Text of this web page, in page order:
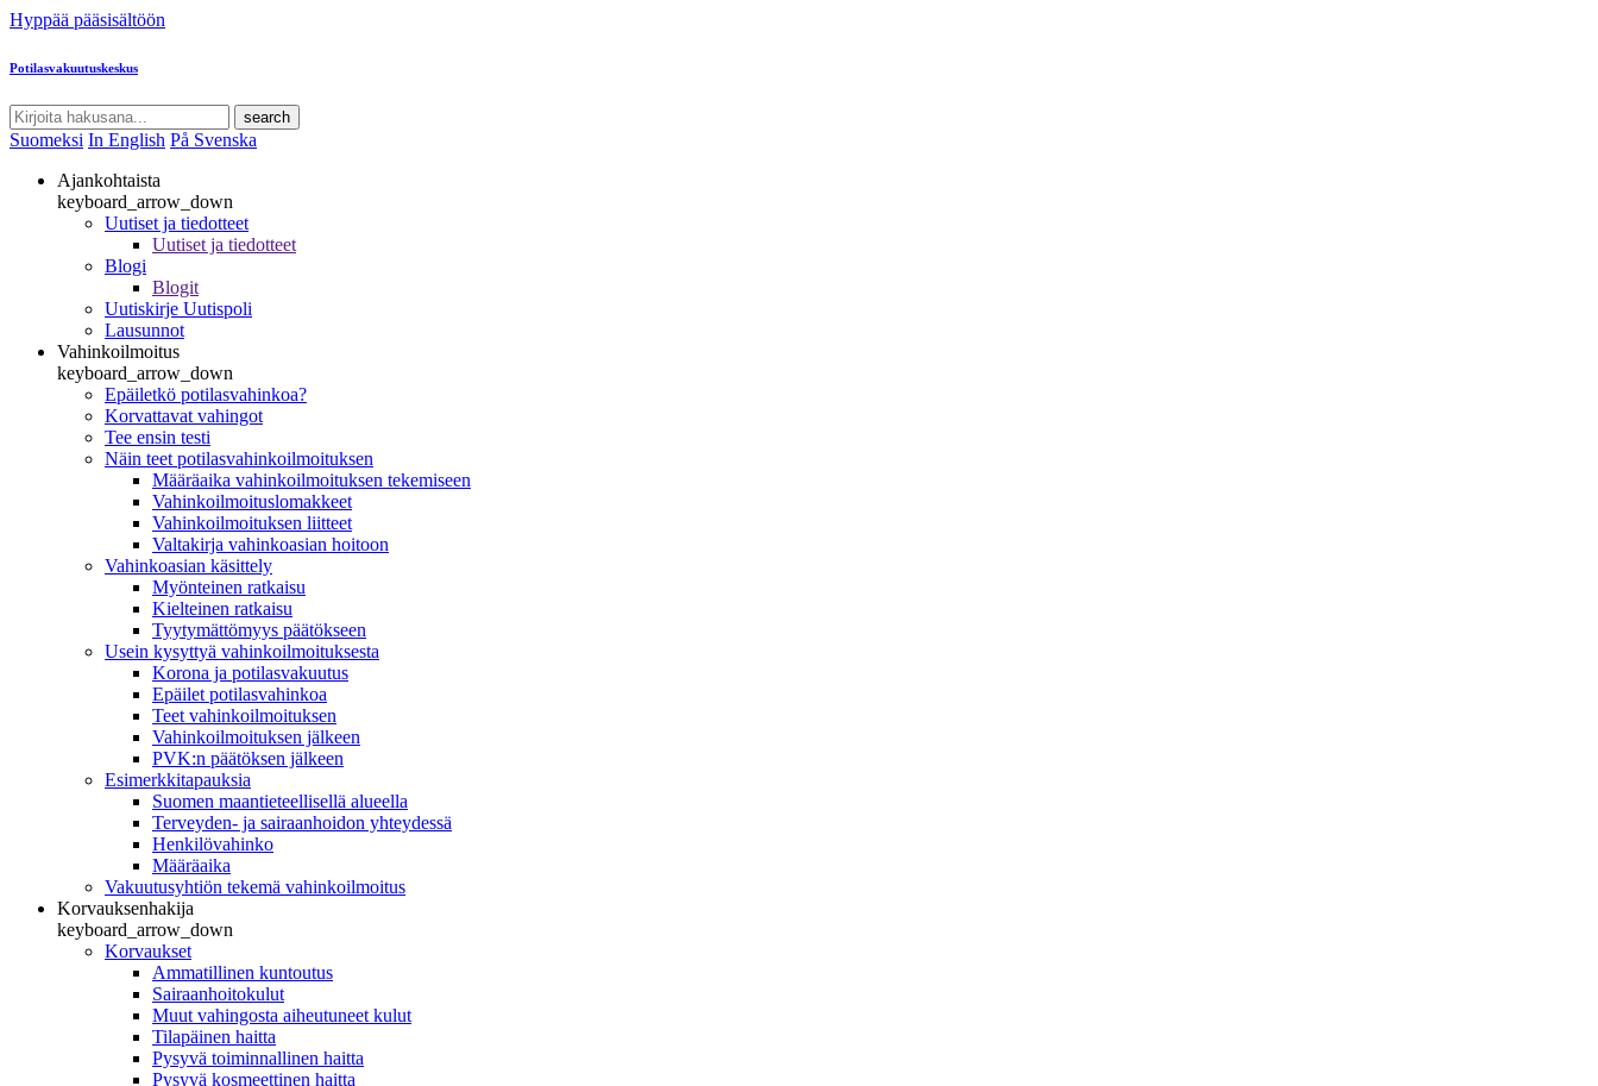
Hyppää pääsisältöön
Potilasvakuutuskeskus
search
Suomeksi In English På Svenska
Ajankohtaista
keyboard_arrow_down
Uutiset ja tiedotteet
Uutiset ja tiedotteet
Blogi
Blogit
Uutiskirje Uutispoli
Lausunnot
Vahinkoilmoitus
keyboard_arrow_down
Epäiletkö potilasvahinkoa?
Korvattavat vahingot
Tee ensin testi
Näin teet potilasvahinkoilmoituksen
Määräaika vahinkoilmoituksen tekemiseen
Vahinkoilmoituslomakkeet
Vahinkoilmoituksen liitteet
Valtakirja vahinkoasian hoitoon
Vahinkoasian käsittely
Myönteinen ratkaisu
Kielteinen ratkaisu
Tyytymättömyys päätökseen
Usein kysyttyä vahinkoilmoituksesta
Korona ja potilasvakuutus
Epäilet potilasvahinkoa
Teet vahinkoilmoituksen
Vahinkoilmoituksen jälkeen
PVK:n päätöksen jälkeen
Esimerkkitapauksia
Suomen maantieteellisellä alueella
Terveyden- ja sairaanhoidon yhteydessä
Henkilövahinko
Määräaika
Vakuutusyhtiön tekemä vahinkoilmoitus
Korvauksenhakija
keyboard_arrow_down
Korvaukset
Ammatillinen kuntoutus
Sairaanhoitokulut
Muut vahingosta aiheutuneet kulut
Tilapäinen haitta
Pysyvä toiminnallinen haitta
Pysyvä kosmeettinen haitta